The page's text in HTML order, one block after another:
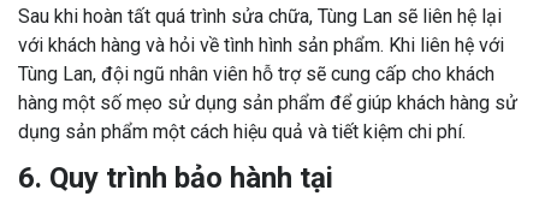
Sau khi hoàn tất quá trình sửa chữa, Tùng Lan sẽ liên hệ lại
với khách hàng và hỏi về tình hình sản phẩm. Khi liên hệ với
Tùng Lan, đội ngũ nhân viên hỗ trợ sẽ cung cấp cho khách
hàng một số mẹo sử dụng sản phẩm để giúp khách hàng sử
dụng sản phẩm một cách hiệu quả và tiết kiệm chi phí.
6. Quy trình bảo hành tại